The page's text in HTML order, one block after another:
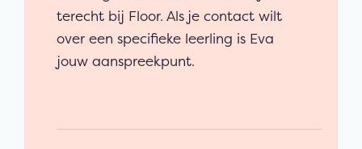
terecht bij Floor. Als je contact wilt
over een specifieke leerling is Eva
jouw aanspreekpunt.